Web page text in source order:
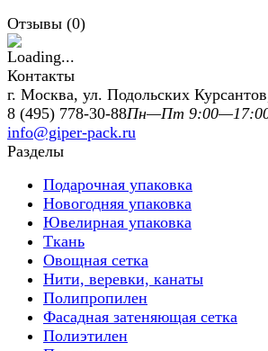
Отзывы (0)
Контакты
г. Москва, ул. Подольских
8 (495) 778-30-88Пн—Пт
info@giper-pack.ru
Разделы
Подарочная упаковка
Новогодняя упаковка
Ювелирная упаковка
Ткань
Овощная сетка
Нити, веревки, канаты
Полипропилен
Фасадная затеняющая сетка
Полиэтилен